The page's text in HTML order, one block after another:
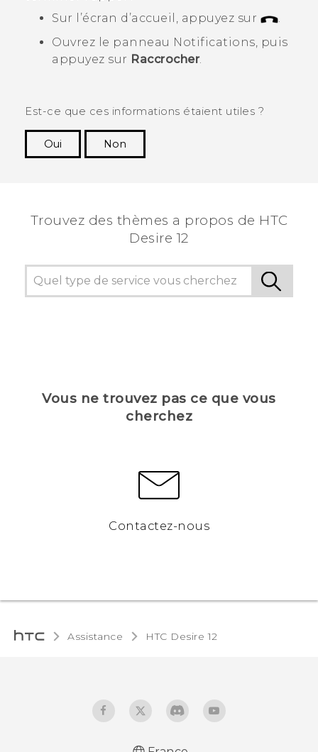
Sur l’écran d’accueil, appuyez sur
.
Ouvrez le panneau Notifications, puis
appuyez sur Raccrocher.
Est-ce que ces informations étaient utiles ?
Oui
Non
Trouvez des thèmes a propos de HTC
Desire 12
Vous ne trouvez pas ce que vous
cherchez
Contactez-nous
Assistance HTC Desire 12‎